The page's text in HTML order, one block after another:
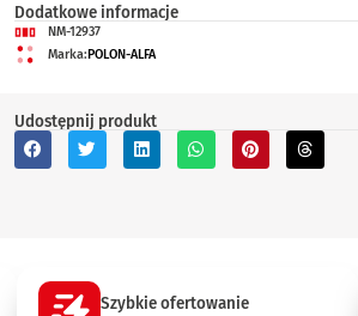
Dodatkowe informacje
NM-12937
Marka:POLON-ALFA
Udostępnij produkt
Szybkie ofertowanie